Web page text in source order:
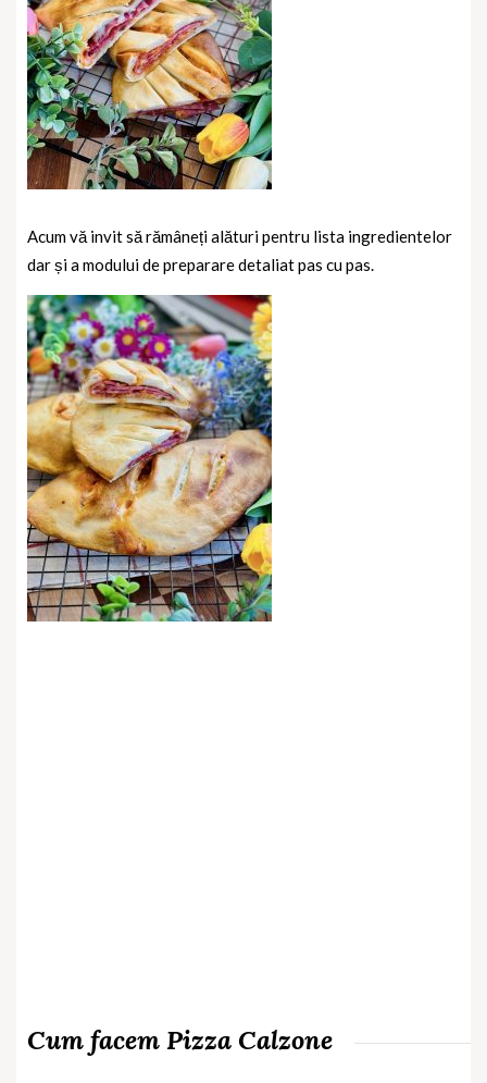
Acum vă invit să rămâneți alături pentru lista ingredientelor
dar și a modului de preparare detaliat pas cu pas.
Cum facem Pizza Calzone